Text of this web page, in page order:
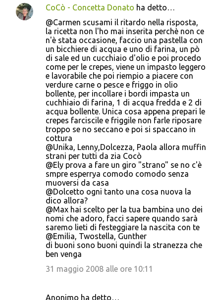
CoCò - Concetta Donato ha detto…
@Carmen scusami il ritardo nella risposta,
la ricetta non l'ho mai inserita perchè non ce
n'è stata occasione, faccio una pastella con
un bicchiere di acqua e uno di farina, un pò
di sale ed un cucchiaio d'olio e poi procedo
come per le crepes, viene un impasto leggero
e lavorabile che poi riempio a piacere con
verdure carne o pesce e friggo in olio
bollente, per incollare i bordi impasta un
cuchhiaio di farina, 1 di acqua fredda e 2 di
acqua bollente. Unica cosa appena prepari le
crepes farciscile e friggile non farle riposare
troppo se no seccano e poi si spaccano in
cottura
@Unika, Lenny,Dolcezza, Paola allora muffin
strani per tutti da zia Cocò
@Ely prova a fare un giro "strano" se no c'è
smpre esperrya comodo comodo senza
muoversi da casa
@Dolcetto ogni tanto una cosa nuova la
dico allora?
@Max hai scelto per la tua bambina uno dei
nomi che adoro, facci sapere quando sarà
saremo lieti di festeggiare la nascita con te
@Emilia, Twostella, Gunther
di buoni sono buoni quindi la stranezza che
ben venga
31 maggio 2008 alle ore 10:11
Anonimo ha detto…